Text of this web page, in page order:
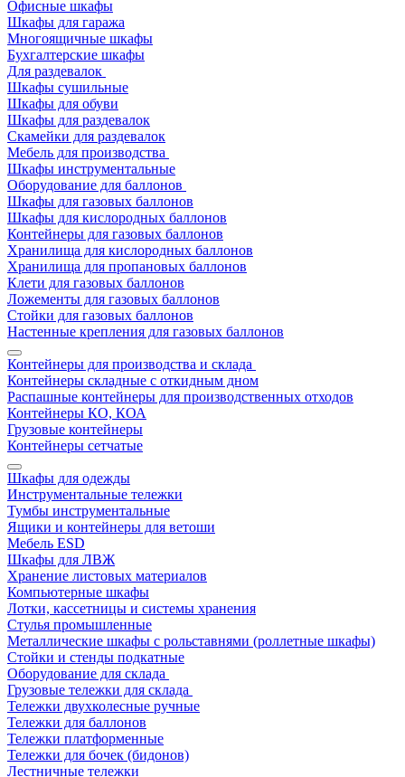
Офисные шкафы
Шкафы для гаража
Многоящичные шкафы
Бухгалтерские шкафы
Для раздевалок
Шкафы сушильные
Шкафы для обуви
Шкафы для раздевалок
Скамейки для раздевалок
Мебель для производства
Шкафы инструментальные
Оборудование для баллонов
Шкафы для газовых баллонов
Шкафы для кислородных баллонов
Контейнеры для газовых баллонов
Хранилища для кислородных баллонов
Хранилища для пропановых баллонов
Клети для газовых баллонов
Ложементы для газовых баллонов
Стойки для газовых баллонов
Настенные крепления для газовых баллонов
Контейнеры для производства и склада
Контейнеры складные с откидным дном
Распашные контейнеры для производственных отходов
Контейнеры КО, КОА
Грузовые контейнеры
Контейнеры сетчатые
Шкафы для одежды
Инструментальные тележки
Тумбы инструментальные
Ящики и контейнеры для ветоши
Мебель ESD
Шкафы для ЛВЖ
Хранение листовых материалов
Компьютерные шкафы
Лотки, кассетницы и системы хранения
Стулья промышленные
Металлические шкафы с рольставнями (роллетные шкафы)
Стойки и стенды подкатные
Оборудование для склада
Грузовые тележки для склада
Тележки двухколесные ручные
Тележки для баллонов
Тележки платформенные
Тележки для бочек (бидонов)
Лестничные тележки